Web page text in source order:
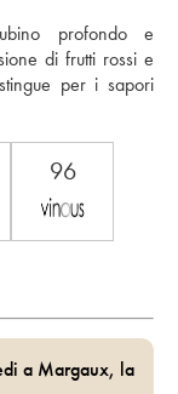
profondo e
di frutti rossi e
per i sapori
96
a Margaux, la